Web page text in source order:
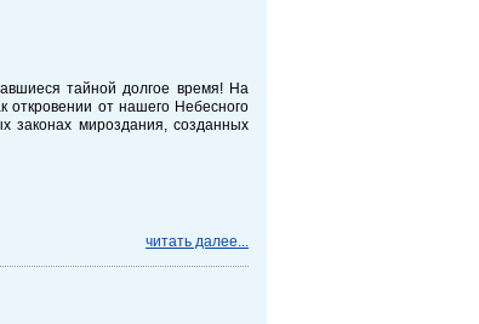
тайной долгое время! На
от нашего Небесного
законах мироздания, созданных
читать далее...